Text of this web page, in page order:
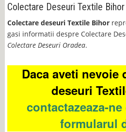
Colectare Deseuri Textile Bihor
Colectare deseuri Textile Bihor
gasi informatii despre Colectare
Colectare Deseuri Oradea.
Daca aveti nevoie
deseuri
contactazeaza-
formularul